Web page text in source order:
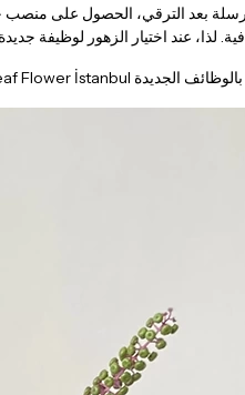
بعد الترقي، الحصول على